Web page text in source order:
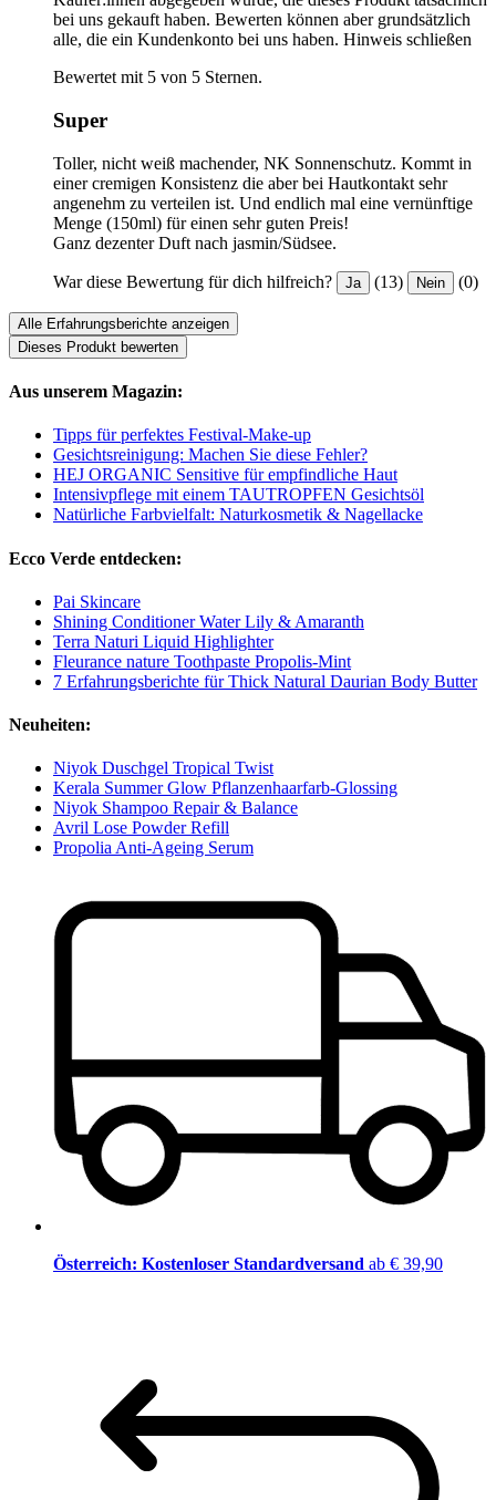
bei uns gekauft haben. Bewerten können aber grundsätzlich
alle, die ein Kundenkonto bei uns haben. Hinweis schließen
Bewertet mit 5 von 5 Sternen.
Super
Toller, nicht weiß machender, NK Sonnenschutz. Kommt in
einer cremigen Konsistenz die aber bei Hautkontakt sehr
angenehm zu verteilen ist. Und endlich mal eine vernünftige
Menge (150ml) für einen sehr guten Preis!
Ganz dezenter Duft nach jasmin/Südsee.
War diese Bewertung für dich hilfreich? Ja (13) Nein (0)
Alle Erfahrungsberichte anzeigen
Dieses Produkt bewerten
Aus unserem Magazin:
Tipps für perfektes Festival-Make-up
Gesichtsreinigung: Machen Sie diese Fehler?
HEJ ORGANIC Sensitive für empfindliche Haut
Intensivpflege mit einem TAUTROPFEN Gesichtsöl
Natürliche Farbvielfalt: Naturkosmetik & Nagellacke
Ecco Verde entdecken:
Pai Skincare
Shining Conditioner Water Lily & Amaranth
Terra Naturi Liquid Highlighter
Fleurance nature Toothpaste Propolis-Mint
7 Erfahrungsberichte für Thick Natural Daurian Body Butter
Neuheiten:
Niyok Duschgel Tropical Twist
Kerala Summer Glow Pflanzenhaarfarb-Glossing
Niyok Shampoo Repair & Balance
Avril Lose Powder Refill
Propolia Anti-Ageing Serum
Österreich: Kostenloser Standardversand ab € 39,90